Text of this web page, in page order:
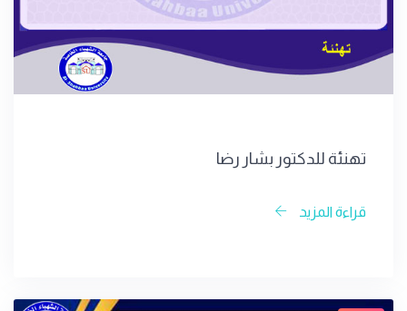
تهنئة للدكتور بشار رضا
قراءة المزيد